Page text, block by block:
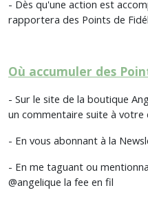
- Dès qu'une action est
rapportera des Points de
Où accumuler des
- Sur le site de la boutique
un commentaire suite à votre
- En vous abonnant à la
- En me taguant ou
@angelique la fee en fil